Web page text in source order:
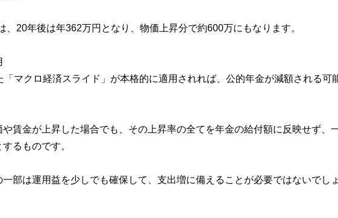
20年後は年362万円となり、物価上昇分で約600万にもなります。
マクロ経済スライド」が本格的に適用されれば、公的年金が減額される可
賃金が上昇した場合でも、その上昇率の全てを年金の給付額に反映せず、
るものです。
部は運用益を少しでも確保して、支出増に備えることが必要ではないでし